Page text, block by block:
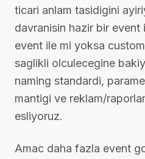
ticari anlam tasidigini
davranisin hazir bir event
event ile mi yoksa
saglikli olculecegine
naming standardi,
mantigi ve reklam/
esliyoruz.
Amac daha fazla event